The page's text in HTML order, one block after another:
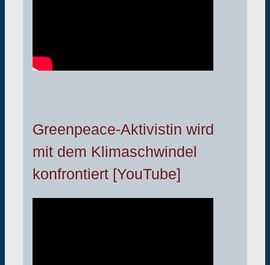
Greenpeace-Aktivistin wird
mit dem Klimaschwindel
konfrontiert [YouTube]